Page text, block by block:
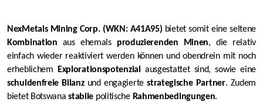
NexMetals Mining Corp. (WKN: A41A95) bietet somit eine seltene
Kombination aus ehemals produzierenden Minen, die relativ
einfach wieder reaktiviert werden können und obendrein mit noch
erheblichem
Explorationspotenzial
ausgestattet sind, sowie eine
schuldenfreie Bilanzund engagiertestrategische Partner. Zudem
bietet Botswanastabile politische Rahmenbedingungen.